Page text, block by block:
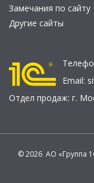
Замечания по сайту
Другие сайты
Email:
Отдел продаж: г.
© 2026 АО «Группа